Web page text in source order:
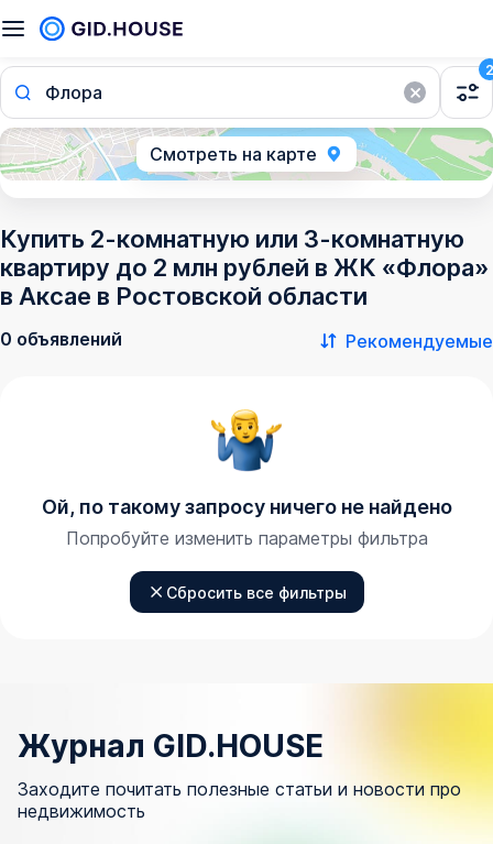
Флора
2
Смотреть на карте
Купить 2-комнатную или 3-комнатную
квартиру до 2 млн рублей в ЖК «Флора»
в Аксае в Ростовской области
0 объявлений Рекомендуемые
Ой, по такому запросу ничего не найдено
Попробуйте изменить параметры фильтра
Сбросить все фильтры
Журнал GID.HOUSE
Заходите почитать полезные статьи и новости про
недвижимость